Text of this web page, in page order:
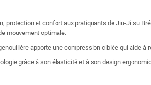
protection et confort aux pratiquants de Jiu-Jitsu
mouvement optimale.
apporte une compression ciblée qui aide
grâce à son élasticité et à son design